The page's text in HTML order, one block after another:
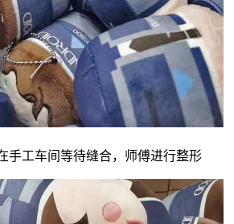
手工车间等待缝合，师傅进行整形